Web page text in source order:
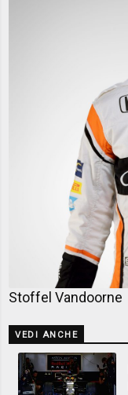
Stoffel Vandoorne
VEDI ANCHE